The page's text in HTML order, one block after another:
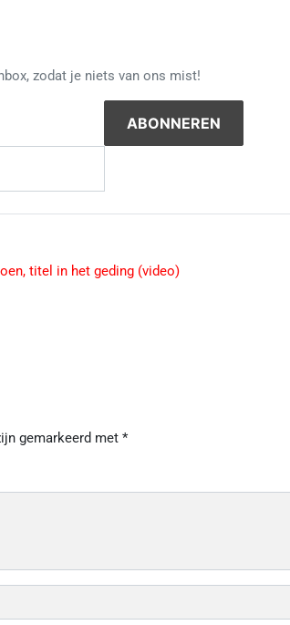
zodat je niets van ons mist!
titel in het geding (video)
gemarkeerd met *